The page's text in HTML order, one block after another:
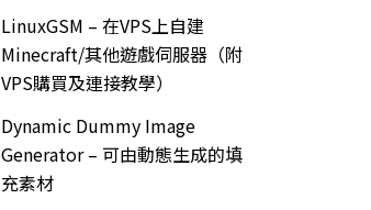
LinuxGSM – 在VPS上自建
Minecraft/其他遊戲伺服器（附
VPS購買及連接教學）
Dynamic Dummy Image
Generator – 可由動態生成的填
充素材